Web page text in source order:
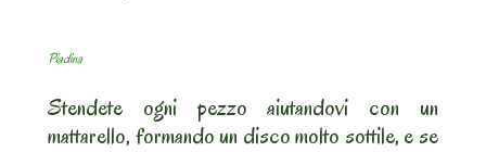
Piadina
Stendete ogni pezzo aiutandovi con un
mattarello, formando un disco molto sottile, e se